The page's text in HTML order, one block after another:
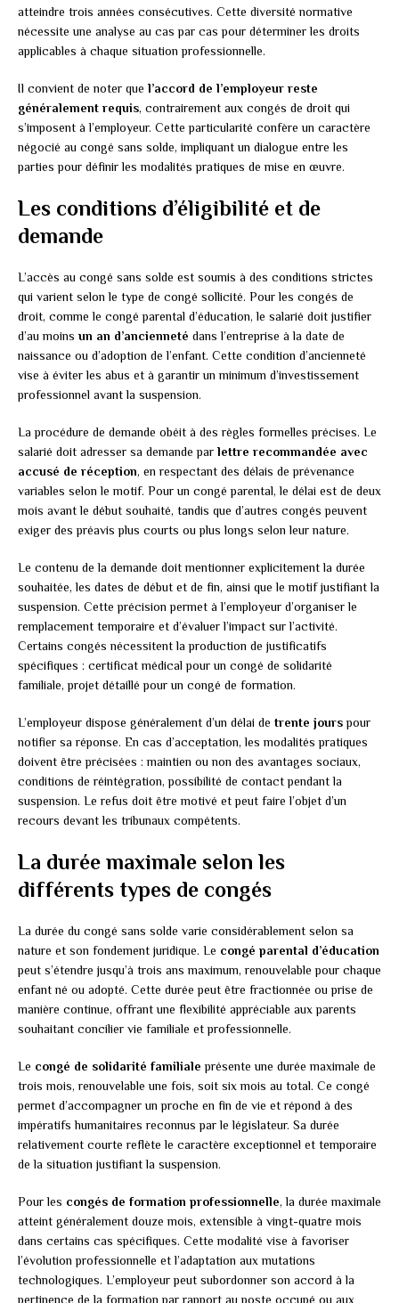
atteindre trois années consécutives. Cette diversité normative
nécessite une analyse au cas par cas pour déterminer les droits
applicables à chaque situation professionnelle.
Il convient de noter que l’accord de l’employeur reste
généralement requis, contrairement aux congés de droit qui
s’imposent à l’employeur. Cette particularité confère un caractère
négocié au congé sans solde, impliquant un dialogue entre les
parties pour définir les modalités pratiques de mise en œuvre.
Les conditions d’éligibilité et de
demande
L’accès au congé sans solde est soumis à des conditions strictes
qui varient selon le type de congé sollicité. Pour les congés de
droit, comme le congé parental d’éducation, le salarié doit justifier
d’au moinsun an d’ancienneté dans l’entreprise à la date de
naissance ou d’adoption de l’enfant. Cette condition d’ancienneté
vise à éviter les abus et à garantir un minimum d’investissement
professionnel avant la suspension.
La procédure de demande obéit à des règles formelles précises. Le
salarié doit adresser sa demande par lettre recommandée avec
accusé de réception, en respectant des délais de prévenance
variables selon le motif. Pour un congé parental, le délai est de deux
mois avant le début souhaité, tandis que d’autres congés peuvent
exiger des préavis plus courts ou plus longs selon leur nature.
Le contenu de la demande doit mentionner explicitement la durée
souhaitée, les dates de début et de fin, ainsi que le motif justifiant la
suspension. Cette précision permet à l’employeur d’organiser le
remplacement temporaire et d’évaluer l’impact sur l’activité.
Certains congés nécessitent la production de justificatifs
spécifiques : certificat médical pour un congé de solidarité
familiale, projet détaillé pour un congé de formation.
L’employeur dispose généralement d’un délai de trente jourspour
notifier sa réponse. En cas d’acceptation, les modalités pratiques
doivent être précisées : maintien ou non des avantages sociaux,
conditions de réintégration, possibilité de contact pendant la
suspension. Le refus doit être motivé et peut faire l’objet d’un
recours devant les tribunaux compétents.
La durée maximale selon les
différents types de congés
La durée du congé sans solde varie considérablement selon sa
nature et son fondement juridique. Le congé parental d’éducation
peut s’étendre jusqu’à trois ans maximum, renouvelable pour chaque
enfant né ou adopté. Cette durée peut être fractionnée ou prise de
manière continue, offrant une flexibilité appréciable aux parents
souhaitant concilier vie familiale et professionnelle.
Le congé de solidarité familiale présente une durée maximale de
trois mois, renouvelable une fois, soit six mois au total. Ce congé
permet d’accompagner un proche en fin de vie et répond à des
impératifs humanitaires reconnus par le législateur. Sa durée
relativement courte reflète le caractère exceptionnel et temporaire
de la situation justifiant la suspension.
Pour les congés de formation professionnelle, la durée maximale
atteint généralement douze mois, extensible à vingt-quatre mois
dans certains cas spécifiques. Cette modalité vise à favoriser
l’évolution professionnelle et l’adaptation aux mutations
technologiques. L’employeur peut subordonner son accord à la
pertinence de la formation par rapport au poste occupé ou aux